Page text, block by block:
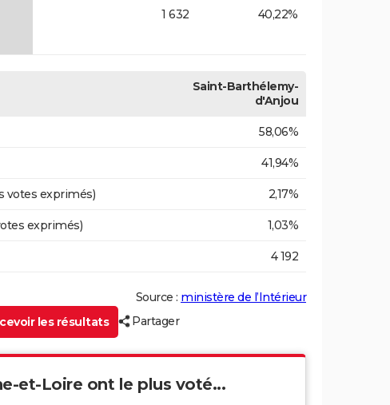
1 632 40,22%
Saint-Barthélemy-
d'Anjou
58,06%
41,94%
votes exprimés) 2,17%
exprimés) 1,03%
4 192
Source : ministère de l’Intérieur
les résultats
Partager
et-Loire ont le plus voté...